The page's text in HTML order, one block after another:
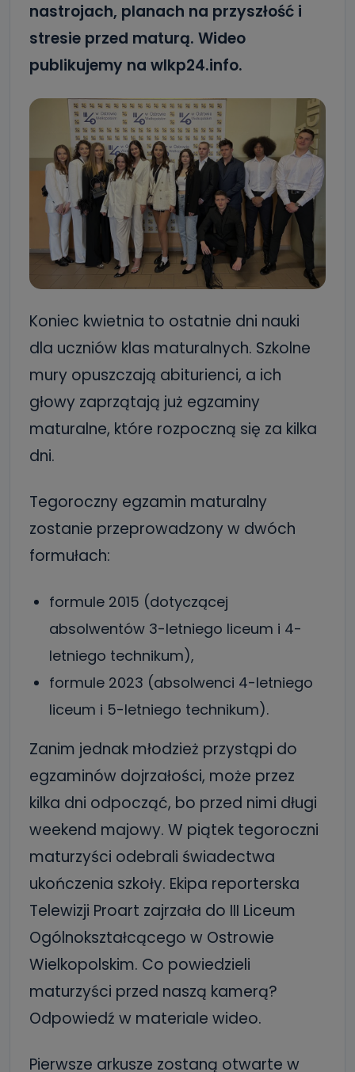
nastrojach, planach na przyszłość i
stresie przed maturą. Wideo
publikujemy na wlkp24.info.
Koniec kwietnia to ostatnie dni nauki
dla uczniów klas maturalnych. Szkolne
mury opuszczają abiturienci, a ich
głowy zaprzątają już egzaminy
maturalne, które rozpoczną się za kilka
dni.
Tegoroczny egzamin maturalny
zostanie przeprowadzony w dwóch
formułach:
formule 2015 (dotyczącej
absolwentów 3-letniego liceum i 4-
letniego technikum),
formule 2023 (absolwenci 4-letniego
liceum i 5-letniego technikum).
Zanim jednak młodzież przystąpi do
egzaminów dojrzałości, może przez
kilka dni odpocząć, bo przed nimi długi
weekend majowy. W piątek tegoroczni
maturzyści odebrali świadectwa
ukończenia szkoły. Ekipa reporterska
Telewizji Proart zajrzała do III Liceum
Ogólnokształcącego w Ostrowie
Wielkopolskim. Co powiedzieli
maturzyści przed naszą kamerą?
Odpowiedź w materiale wideo.
Pierwsze arkusze zostaną otwarte w